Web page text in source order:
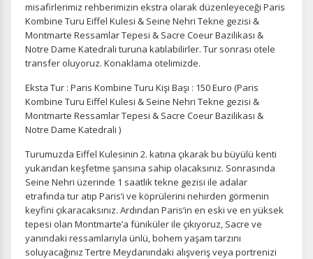
misafirlerimiz rehberimizin ekstra olarak düzenleyeceği Paris
Kombine Turu Eiffel Kulesi & Seine Nehri Tekne gezisi &
Montmarte Ressamlar Tepesi & Sacre Coeur Bazilikası &
Notre Dame Katedrali turuna katılabilirler. Tur sonrası otele
transfer oluyoruz. Konaklama otelimizde.
Eksta Tur : Paris Kombine Turu Kişi Başı : 150 Euro (Paris
Kombine Turu Eiffel Kulesi & Seine Nehri Tekne gezisi &
Montmarte Ressamlar Tepesi & Sacre Coeur Bazilikası &
Notre Dame Katedrali )
Turumuzda Eiffel Kulesinin 2. katına çıkarak bu büyülü kenti
yukarıdan keşfetme şansına sahip olacaksınız. Sonrasında
Seine Nehri üzerinde 1 saatlik tekne gezisi ile adalar
etrafında tur atıp Paris’i ve köprülerini nehirden görmenin
keyfini çıkaracaksınız. Ardından Paris’in en eski ve en yüksek
tepesi olan Montmarte’a füniküler ile çıkıyoruz, Sacre ve
yanındaki ressamlarıyla ünlü, bohem yaşam tarzını
soluyacağınız Tertre Meydanındaki alışveriş veya portrenizi